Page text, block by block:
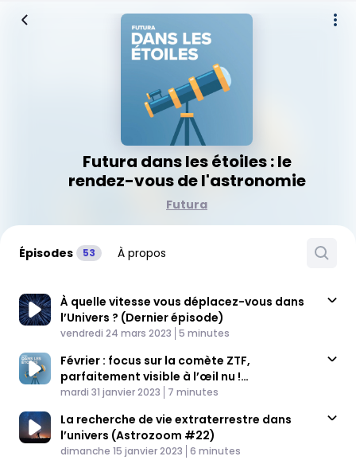
Futura dans les étoiles : le
rendez-vous de l'astronomie
Futura
Épisodes 53 À propos
À quelle vitesse vous déplacez-vous dans
l’Univers ? (Dernier épisode)
Published At
vendredi 24 mars 2023 Time
5 minutes
Février : focus sur la comète ZTF,
parfaitement visible à l’œil nu !
(Éphémérides #24)
Published At
mardi 31 janvier 2023 Time
7 minutes
La recherche de vie extraterrestre dans
l’univers (Astrozoom #22)
Published At
dimanche 15 janvier 2023 Time
6 minutes